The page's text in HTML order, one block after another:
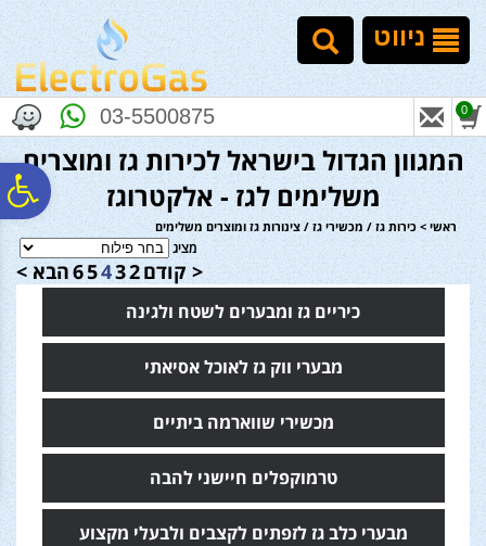
נגישות
אתר
המרכזי
ניווט
03-5500875 0
המגוון הגדול בישראל לכירות גז ומוצרים
משלימים לגז - אלקטרוגז
ראשי > כירות גז / מכשירי גז / צינורות גז ומוצרים משלימים
מציג
< קודם2
3
4
5
6הבא >
כיריים גז ומבערים לשטח ולגינה
מבערי ווק גז לאוכל אסיאתי
מכשירי שווארמה ביתיים
טרמוקפלים חיישני להבה
מבערי כלב גז לזפתים לקצבים ולבעלי מקצוע